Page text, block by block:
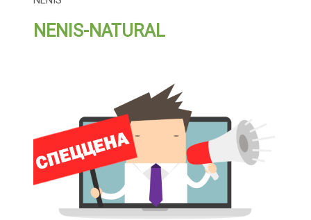
NENIS-NATURAL